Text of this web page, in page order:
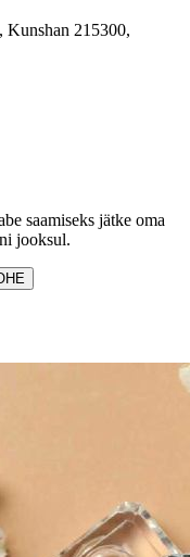
Kunshan 215300,
saamiseks jätke oma
jooksul.